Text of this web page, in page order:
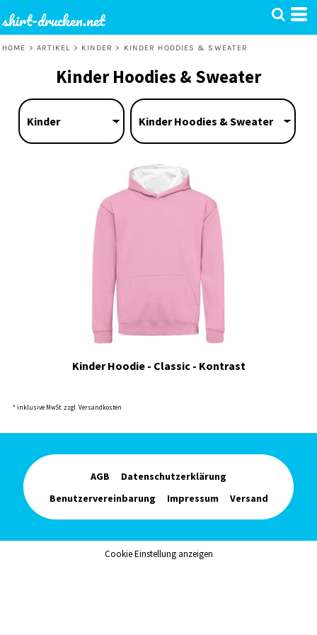
shirt-drucken.net
HOME > ARTIKEL > KINDER > KINDER HOODIES & SWEATER
Kinder Hoodies & Sweater
Kinder Hoodie - Classic - Kontrast
* inklusive MwSt. zzgl. Versandkosten
AGB
Datenschutzerklärung
Benutzervereinbarung
Impressum Versand
Cookie Einstellung anzeigen